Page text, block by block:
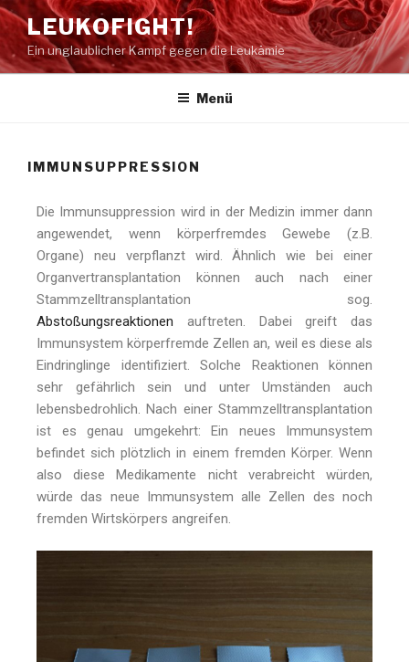
LEUKOFIGHT!
Ein unglaublicher Kampf gegen die Leukämie
Menü
IMMUNSUPPRESSION
Die Immunsuppression wird in der Medizin immer dann
angewendet, wenn körperfremdes Gewebe (z.B.
Organe) neu verpflanzt wird. Ähnlich wie bei einer
Organvertransplantation können auch nach einer
Stammzelltransplantation sog.
Abstoßungsreaktionen auftreten. Dabei greift das
Immunsystem körperfremde Zellen an, weil es diese als
Eindringlinge identifiziert. Solche Reaktionen können
sehr gefährlich sein und unter Umständen auch
lebensbedrohlich. Nach einer Stammzelltransplantation
ist es genau umgekehrt: Ein neues Immunsystem
befindet sich plötzlich in einem fremden Körper. Wenn
also diese Medikamente nicht verabreicht würden,
würde das neue Immunsystem alle Zellen des noch
fremden Wirtskörpers angreifen.